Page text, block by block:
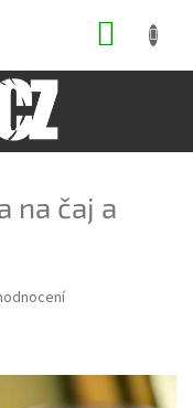
na čaj a